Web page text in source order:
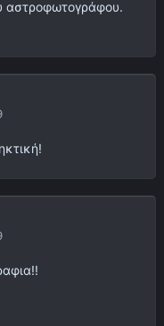
αστροφωτογράφου.